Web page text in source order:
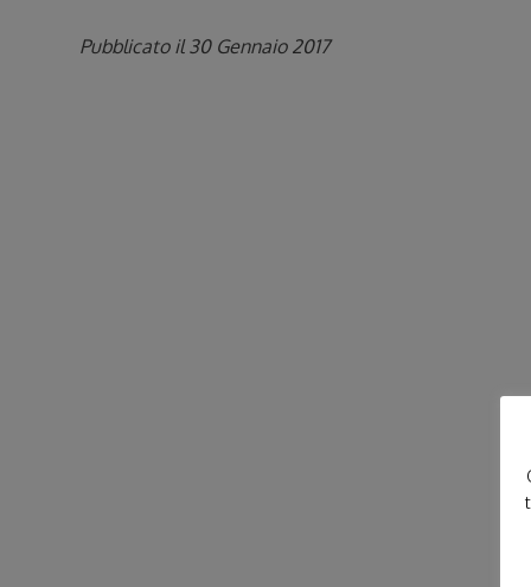
Pubblicato il 30 Gennaio 2017